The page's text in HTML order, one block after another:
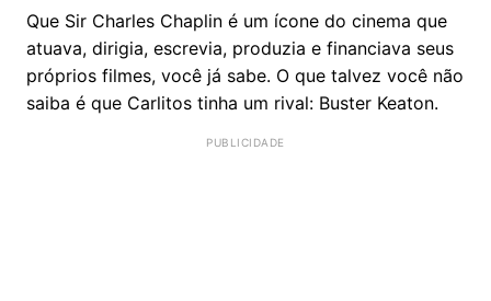
Que Sir Charles Chaplin é um ícone do cinema que
atuava, dirigia, escrevia, produzia e financiava seus
próprios filmes, você já sabe. O que talvez você não
saiba é que Carlitos tinha um rival: Buster Keaton.